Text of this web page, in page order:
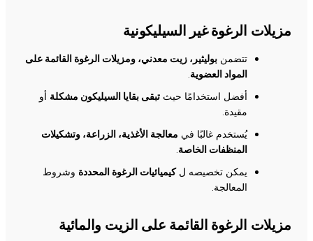
مزيلات الرغوة غير السيليكونية
تتضمن بوليثير، زيت معدني، ومزيلات الرغوة القائمة على
المواد العضوية
أفضل استخدامًا حيث تبقى بقايا السيليكون مشكلة أو
مقيدة.
يُستخدم غالبًا في معالجة الأغذية، الزراعة، وتشكيلات
المنظفات الخاصة
يمكن تخصيصه لكيميائيات الرغوة المحددة وشروط
المعالجة.
مزيلات الرغوة القائمة على الزيت والمائية